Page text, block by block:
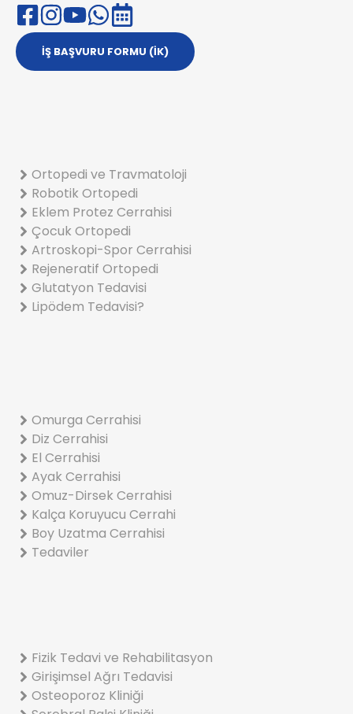
İŞ BAŞVURU FORMU (İK)
Ortopedi ve Travmatoloji
Robotik Ortopedi
Eklem Protez Cerrahisi
Çocuk Ortopedi
Artroskopi-Spor Cerrahisi
Rejeneratif Ortopedi
Glutatyon Tedavisi
Lipödem Tedavisi?
Omurga Cerrahisi
Diz Cerrahisi
El Cerrahisi
Ayak Cerrahisi
Omuz-Dirsek Cerrahisi
Kalça Koruyucu Cerrahi
Boy Uzatma Cerrahisi
Tedaviler
Fizik Tedavi ve Rehabilitasyon
Girişimsel Ağrı Tedavisi
Osteoporoz Kliniği